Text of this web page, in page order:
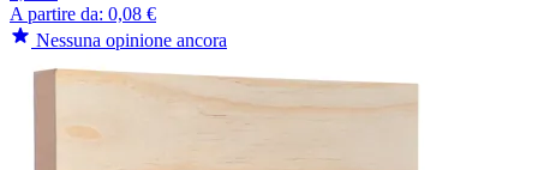
A partire da: 0,08 €
Nessuna opinione ancora